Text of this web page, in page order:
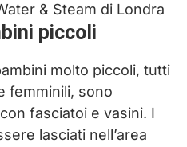
& Steam di Londra
piccoli
molto piccoli, tutti
femminili, sono
fasciatoi e vasini. I
lasciati nell’area